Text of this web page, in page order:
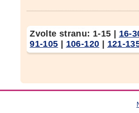
Zvolte stranu: 1-15
16-
91-105
106-120 121-